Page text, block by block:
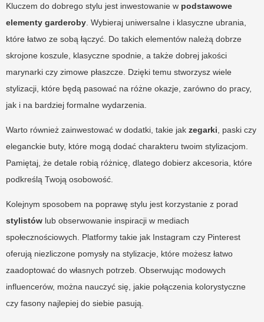
Kluczem do dobrego stylu jest inwestowanie w podstawowe
elementy garderoby . Wybieraj uniwersalne i klasyczne ubrania,
które łatwo ze sobą łączyć. Do takich elementów należą dobrze
skrojone koszule, klasyczne spodnie, a także dobrej jakości
marynarki czy zimowe płaszcze. Dzięki temu stworzysz wiele
stylizacji, które będą pasować na różne okazje, zarówno do pracy,
jak i na bardziej formalne wydarzenia.
Warto również zainwestować w dodatki, takie jak zegarki , paski czy
eleganckie buty, które mogą dodać charakteru twoim stylizacjom.
Pamiętaj, że detale robią różnicę, dlatego dobierz akcesoria, które
podkreślą Twoją osobowość.
Kolejnym sposobem na poprawę stylu jest korzystanie z porad
stylistów lub obserwowanie inspiracji w mediach
społecznościowych. Platformy takie jak Instagram czy Pinterest
oferują niezliczone pomysły na stylizacje, które możesz łatwo
zaadoptować do własnych potrzeb. Obserwując modowych
influencerów, można nauczyć się, jakie połączenia kolorystyczne
czy fasony najlepiej do siebie pasują.